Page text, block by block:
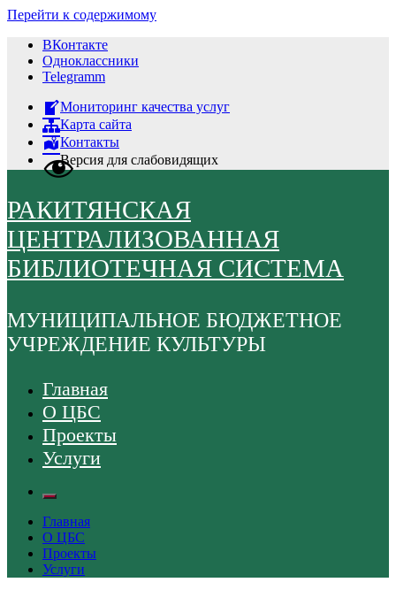
Перейти к содержимому
ВКонтакте
Одноклассники
Telegramm
Мониторинг качества услуг
Карта сайта
Контакты
Версия для слабовидящих
РАКИТЯНСКАЯ
ЦЕНТРАЛИЗОВАННАЯ
БИБЛИОТЕЧНАЯ СИСТЕМА
МУНИЦИПАЛЬНОЕ БЮДЖЕТНОЕ
УЧРЕЖДЕНИЕ КУЛЬТУРЫ
Главная
О ЦБС
Проекты
Услуги
Главная
О ЦБС
Проекты
Услуги